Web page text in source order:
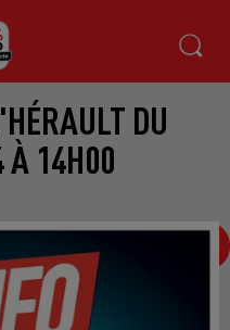
DU
14H00